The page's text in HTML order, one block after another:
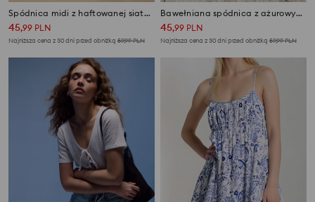
Spódnica midi z haftowanej siateczki
45,99 PLN
Najniższa cena z 30 dni przed obniżką 59,99PLN
Bawełniana spódnica z ażurowym wykończeniem
45,99 PLN
Najniższa cena z 30 dni przed obniżką 59,99PLN